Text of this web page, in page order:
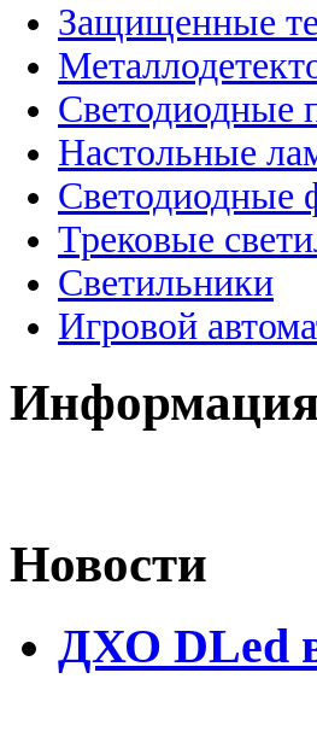
Защищенные
Светодиодные
Настольные
Светодиодные
Трековые
Светильники
Игровой
Новости
ДХО DLed